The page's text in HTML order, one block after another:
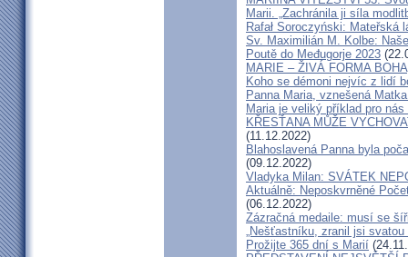
Marii. „Zachránila ji síla
Rafał Soroczyński: Mateřská
Sv. Maximilián M. Kolbe:
Poutě do Međugorje 2023
MARIE – ŽIVÁ FORMA BOHA
Koho se démoni nejvíc z lidí
Panna Maria, vznešená
Maria je veliký příklad pro
KŘESŤANA MŮŽE
(11.12.2022)
Blahoslavená Panna byla
(09.12.2022)
Vladyka Milan: SVÁTEK
Aktuálně: Neposkvrněné
(06.12.2022)
Zázračná medaile: musí se
„Nešťastníku, zranil jsi svatou
Prožijte 365 dní s Marií